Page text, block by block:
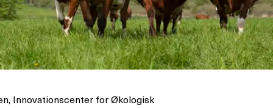
Innovationscenter for Økologisk